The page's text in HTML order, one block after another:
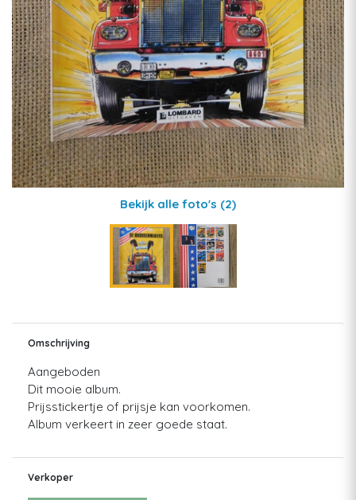
Bekijk alle foto's (2)
Omschrijving
Aangeboden
Dit mooie album.
Prijsstickertje of prijsje kan voorkomen.
Album verkeert in zeer goede staat.
Verkoper